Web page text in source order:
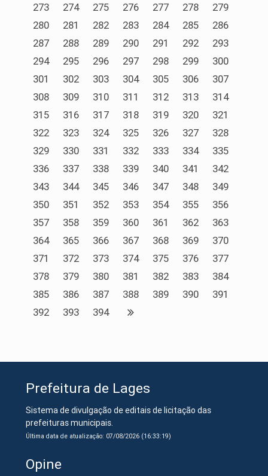
273
274 275 276 277 278
279
280
281 282 283 284 285
286
287
288 289 290 291 292
293
294
295 296 297 298 299
300
301
302 303 304 305 306
307
308
309 310 311 312 313
314
315
316 317 318 319 320
321
322
323 324 325 326 327
328
329
330 331 332 333 334
335
336
337 338 339 340 341
342
343
344 345 346 347 348
349
350
351 352 353 354 355
356
357
358 359 360 361 362
363
364
365 366 367 368 369
370
371
372 373 374 375 376
377
378
379 380 381 382 383
384
385
386 387 388 389 390
391
392
393 394
Prefeitura de Lages
Sistema de divulgação de editais de licitação das
prefeituras municipais.
Última data de atualização: 07/08/2026 (16:33:19)
Opine